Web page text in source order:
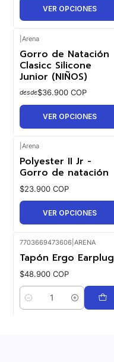
VER OPCIONES
Arena
Gorro de Natación
Clasicc Silicone
Junior (NIÑOS)
desde$36.900 COP
VER OPCIONES
Arena
Polyester II Jr -
Gorro de natación
$23.900 COP
VER OPCIONES
7703669473606 ARENA
Tapón Ergo Earplug
$48.900 COP
Cantidad